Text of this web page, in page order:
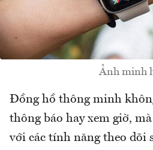
Ảnh minh
Đồng hồ thông minh
thông báo hay xem giờ,
với các tính năng theo dõi